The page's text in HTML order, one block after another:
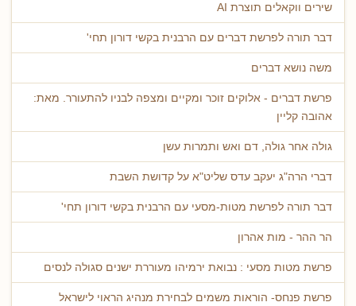
שירים ווקאלים תוצרת AI
דבר תורה לפרשת דברים עם הרבנית בקשי דורון תחי'
משה נושא דברים
פרשת דברים - אלוקים זוכר ומקיים ומצפה לבניו להתעורר. מאת:
אהובה קליין
גולה אחר גולה, דם ואש ותמרות עשן
דברי הרה"ג יעקב עדס שליט"א על קדושת השבת
דבר תורה לפרשת מטות-מסעי עם הרבנית בקשי דורון תחי'
הר ההר - מות אהרון
פרשת מטות מסעי : נבואת ירמיהו מעוררת ישנים סגולה לנסים
פרשת פנחס- הוראות משמים לבחירת מנהיג הראוי לישראל